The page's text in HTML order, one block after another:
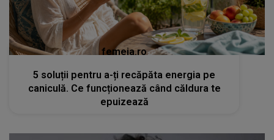
femeia.ro
5 soluții pentru a-ți recăpăta energia pe
caniculă. Ce funcționează când căldura te
epuizează